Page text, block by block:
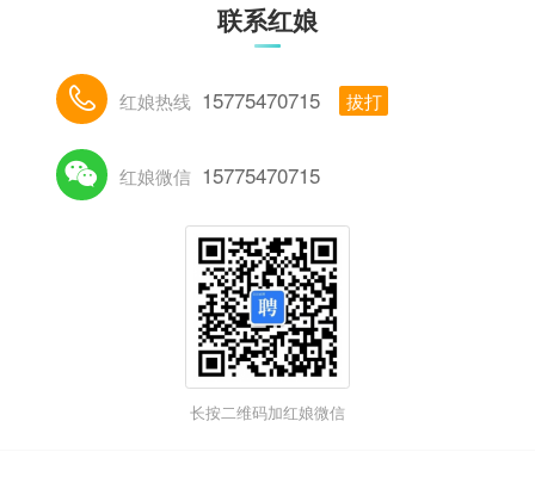
联系红娘
 红娘热线 15775470715 拔打
 红娘微信 15775470715
长按二维码加红娘微信